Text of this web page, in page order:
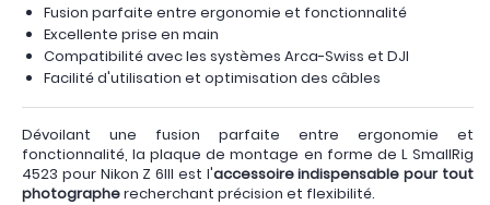
Fusion parfaite entre ergonomie et fonctionnalité
Excellente prise en main
Compatibilité avec les systèmes Arca-Swiss et DJI
Facilité d'utilisation et optimisation des câbles
Dévoilant une fusion parfaite entre ergonomie et
fonctionnalité, la plaque de montage en forme de L SmallRig
4523 pour Nikon Z 6III est l'accessoire indispensable pour tout
photographerecherchant précision et flexibilité.